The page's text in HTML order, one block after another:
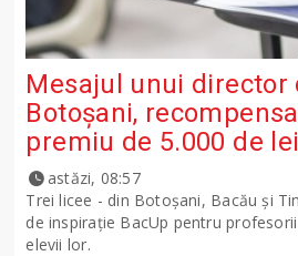
Mesajul unui director
Botoșani,
premiu de 5.000 de
astăzi, 08:57
Trei licee - din Botoșani, Bacău și
de inspirație BacUp pentru
elevii lor.